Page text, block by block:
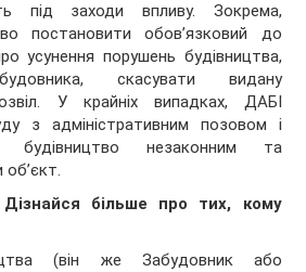
під заходи впливу. Зокрема,
постановити обов’язковий до
усунення порушень будівництва,
скасувати видану
У крайніх випадках, ДАБІ
з адміністративним позовом і
будівництво незаконним та
об’єкт.
більше про тих, кому
(він же Забудовник або